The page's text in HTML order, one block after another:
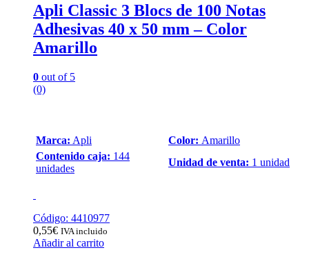
Apli Classic 3 Blocs de 100 Notas
Adhesivas 40 x 50 mm – Color
Amarillo
0 out of 5
(0)
Marca: Apli Color: Amarillo
Contenido caja: 144
unidades
Unidad de venta: 1 unidad
Código: 4410977
0,55€ IVA incluido
Añadir al carrito